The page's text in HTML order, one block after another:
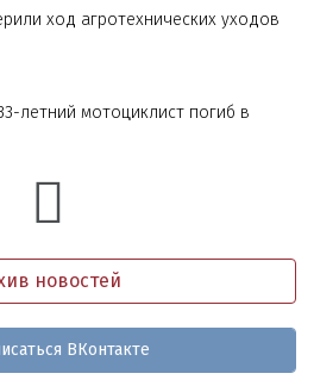
ход агротехнических уходов
летний мотоциклист погиб в
новостей
ВКонтакте